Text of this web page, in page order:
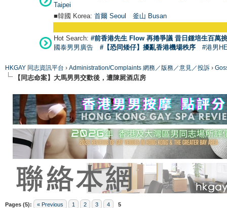
Taipei
■韓國 Korea: 首爾 Seoul 釜山 Busan
Hot Search: #前香港先生 Flow 再捲爭議 昔日鍾培生百萬
國泰男男廣告
#【恐同矮仔】擾亂香港機場秩序 #港男
HKGAY 同志資訊平台 › Administration/Complaints 網務／版務／意見／投訴 ›
【同志命案】大馬男男交歡後，遭陳屍酒店房
Pages (5): « Previous 1 2 3 4 5